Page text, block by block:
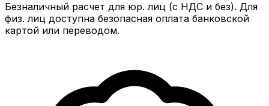
Безналичный расчет для юр. лиц (с НДС и без). Для
физ. лиц доступна безопасная оплата банковской
картой или переводом.